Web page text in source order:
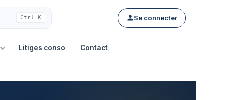
Ctrl K Se connecter
Litiges conso Contact